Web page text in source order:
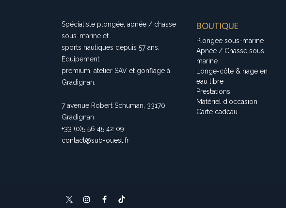
Spécialiste plongée, apnée / chasse
sous-marine et
sports nautiques depuis 57 ans.
Équipement
premium, atelier SAV et gonflage à
Gradignan.
7 avenue Robert Schuman, 33170
Gradignan
+33 (0)5 56 45 42 09
contact@sub-ouest.fr
BOUTIQUE
Plongée sous-marine
Apnée / Chasse sous-
marine
Longe-côte & nage en
eau libre
Prestations
Matériel d'occasion
Carte cadeau